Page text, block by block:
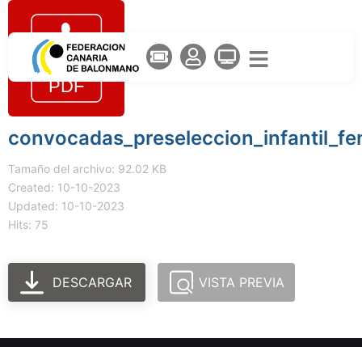
Tamaño del archivo: 92.02 KB
Created: 10-10-2023
Updated: 10-10-2023
Hits: 75
DESCARGAR VISTA PREVIA